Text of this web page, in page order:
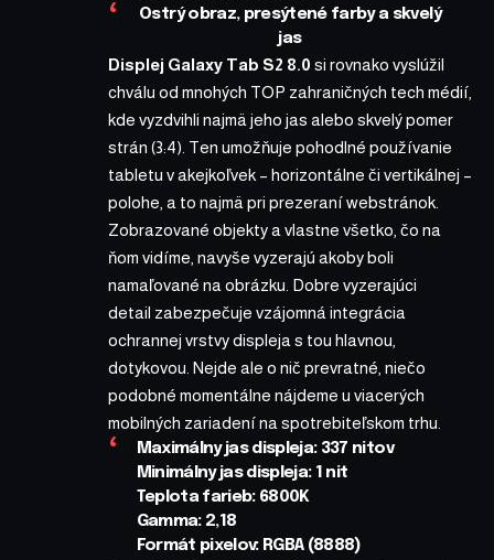
Ostrý obraz, presýtené farby a skvelý
jas
Displej Galaxy Tab S2 8.0 si rovnako vyslúžil
chválu od mnohých TOP zahraničných tech médií,
kde vyzdvihli najmä jeho jas alebo skvelý pomer
strán (3:4). Ten umožňuje pohodlné používanie
tabletu v akejkoľvek – horizontálne či vertikálnej –
polohe, a to najmä pri prezeraní webstránok.
Zobrazované objekty a vlastne všetko, čo na
ňom vidíme, navyše vyzerajú akoby boli
namaľované na obrázku. Dobre vyzerajúci
detail zabezpečuje vzájomná integrácia
ochrannej vrstvy displeja s tou hlavnou,
dotykovou. Nejde ale o nič prevratné, niečo
podobné momentálne nájdeme u viacerých
mobilných zariadení na spotrebiteľskom trhu.
Maximálny jas displeja: 337 nitov
Minimálny jas displeja: 1 nit
Teplota farieb: 6800K
Gamma: 2,18
Formát pixelov:RGBA (8888)